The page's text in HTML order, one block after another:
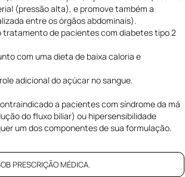
(pressão alta), e promove também a
entre os órgãos abdominais).
tratamento de pacientes com diabetes tipo 2
com uma dieta de baixa caloria e
adicional do açúcar no sangue.
a pacientes com síndrome da má
do fluxo biliar) ou hipersensibilidade
um dos componentes de sua formulação.
PRESCRIÇÃO MÉDICA.